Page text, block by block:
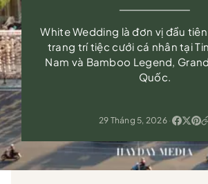
White Wedding là đơn vị đầu
trang trí tiệc cưới cá nhân tại
Nam và Bamboo Legend,
Quốc.
29 Tháng 5, 2026 ·